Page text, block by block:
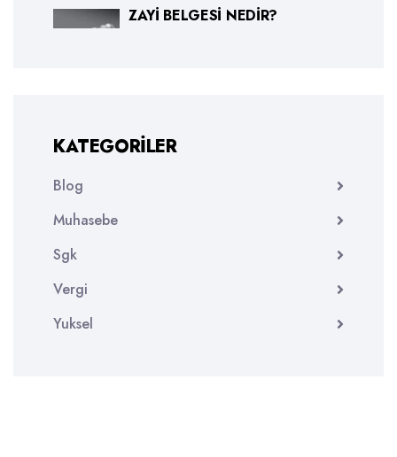
ZAYI BELGESI NEDIR?
KATEGORILER
Blog
Muhasebe
Sgk
Vergi
Yuksel